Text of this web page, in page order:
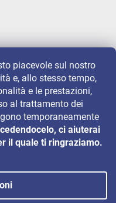
piacevole sul nostro
e, allo stesso tempo,
e le prestazioni,
al trattamento dei
temporaneamente
ci aiuterai
il quale ti ringraziamo.
i diritti riservati.